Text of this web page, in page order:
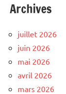
Archives
juillet 2026
juin 2026
mai 2026
avril 2026
mars 2026